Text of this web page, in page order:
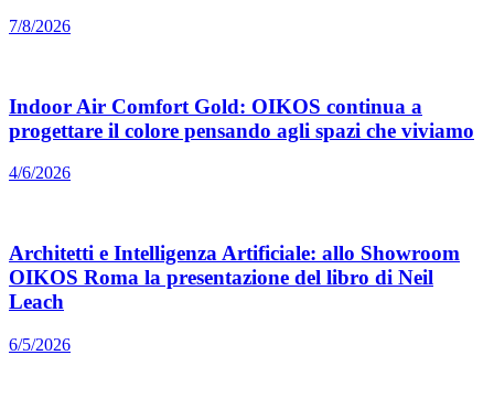
7/8/2026
Indoor Air Comfort Gold: OIKOS continua a
progettare il colore pensando agli spazi che viviamo
4/6/2026
Architetti e Intelligenza Artificiale: allo Showroom
OIKOS Roma la presentazione del libro di Neil
Leach
6/5/2026